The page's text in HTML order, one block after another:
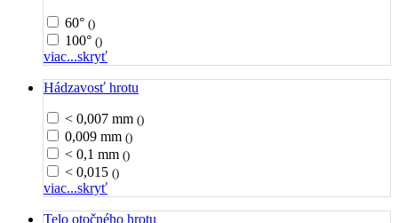
60° ()
100° ()
viac...skryť
Hádzavosť hrotu
< 0,007 mm ()
0,009 mm ()
< 0,1 mm ()
< 0,015 ()
viac...skryť
Telo otočného hrotu